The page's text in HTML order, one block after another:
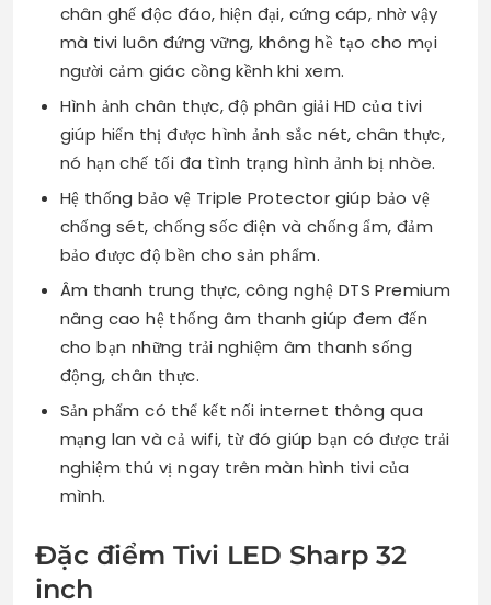
chân ghế độc đáo, hiện đại, cứng cáp, nhờ vậy
mà tivi luôn đứng vững, không hề tạo cho mọi
người cảm giác cồng kềnh khi xem.
Hình ảnh chân thực, độ phân giải HD của tivi
giúp hiển thị được hình ảnh sắc nét, chân thực,
nó hạn chế tối đa tình trạng hình ảnh bị nhòe.
Hệ thống bảo vệ Triple Protector giúp bảo vệ
chống sét, chống sốc điện và chống ẩm, đảm
bảo được độ bền cho sản phẩm.
Âm thanh trung thực, công nghệ DTS Premium
nâng cao hệ thống âm thanh giúp đem đến
cho bạn những trải nghiệm âm thanh sống
động, chân thực.
Sản phẩm có thể kết nối internet thông qua
mạng lan và cả wifi, từ đó giúp bạn có được trải
nghiệm thú vị ngay trên màn hình tivi của
mình.
Đặc điểm Tivi LED Sharp 32
inch